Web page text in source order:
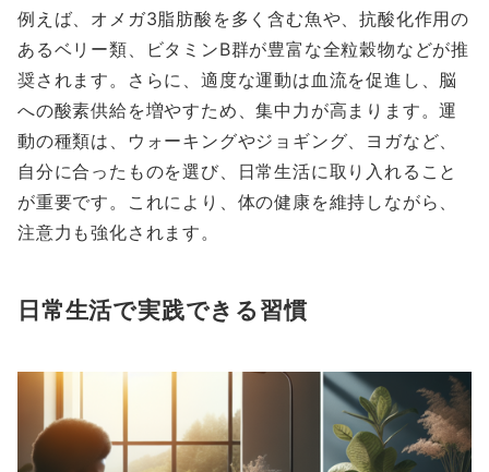
例えば、オメガ3脂肪酸を多く含む魚や、抗酸化作用の
あるベリー類、ビタミンB群が豊富な全粒穀物などが推
奨されます。さらに、適度な運動は血流を促進し、脳
への酸素供給を増やすため、集中力が高まります。運
動の種類は、ウォーキングやジョギング、ヨガなど、
自分に合ったものを選び、日常生活に取り入れること
が重要です。これにより、体の健康を維持しながら、
注意力も強化されます。
日常生活で実践できる習慣